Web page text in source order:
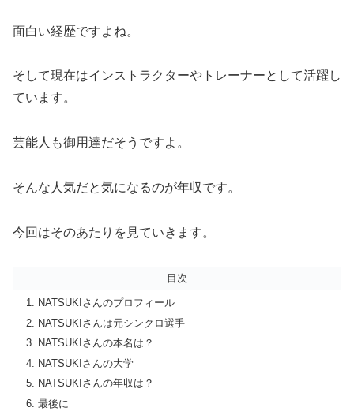
面白い経歴ですよね。
そして現在はインストラクターやトレーナーとして活躍し
ています。
芸能人も御用達だそうですよ。
そんな人気だと気になるのが年収です。
今回はそのあたりを見ていきます。
目次
NATSUKIさんのプロフィール
NATSUKIさんは元シンクロ選手
NATSUKIさんの本名は？
NATSUKIさんの大学
NATSUKIさんの年収は？
最後に